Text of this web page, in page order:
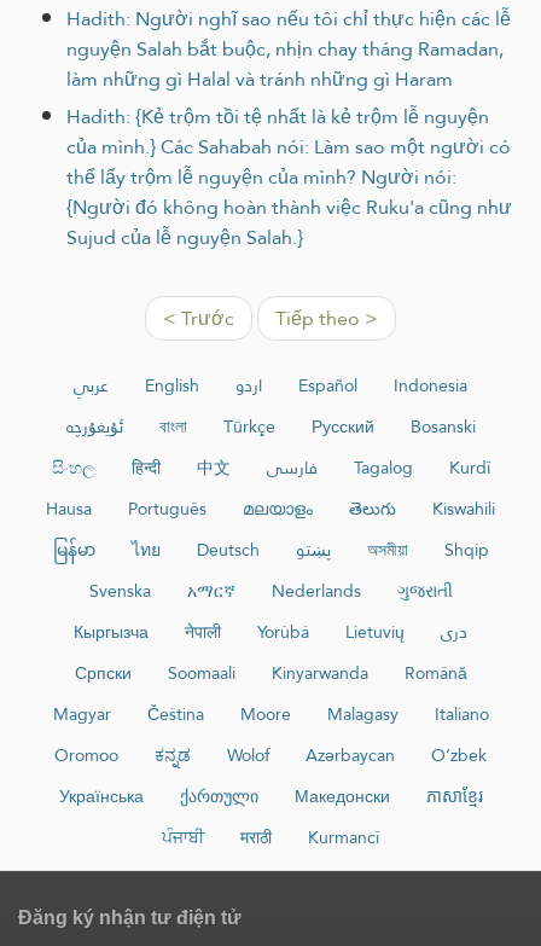
Hadith: Người nghĩ sao nếu tôi chỉ thực hiện các lễ
nguyện Salah bắt buộc, nhịn chay tháng Ramadan,
làm những gì Halal và tránh những gì Haram
Hadith: {Kẻ trộm tồi tệ nhất là kẻ trộm lễ nguyện
của mình.} Các Sahabah nói: Làm sao một người có
thể lấy trộm lễ nguyện của mình? Người nói:
{Người đó không hoàn thành việc Ruku'a cũng như
Sujud của lễ nguyện Salah.}
< Trước Tiếp theo >
عربي English اردو Español
Indonesia
ئۇيغۇرچە
বাংলা Türkçe Русский
Bosanski
සිංහල
हिन्दी 中文 فارسی Tagalog
Kurdî
Hausa
Português മലയാളം తెలుగు
Kiswahili
မြန်မာ
ไทย Deutsch پښتو অসমীয়া
Shqip
Svenska
አማርኛ Nederlands
ગુજરાતી
Кыргызча
नेपाली Yorùbá Lietuvių
دری
Српски
Soomaali Kinyarwanda
Română
Magyar
Čeština Moore Malagasy
Italiano
Oromoo
ಕನ್ನಡ Wolof Azərbaycan
O‘zbek
Українська
ქართული Македонски
ភាសាខ្មែរ
ਪੰਜਾਬੀ
मराठी Kurmancî
Đăng ký nhận tư điện tử